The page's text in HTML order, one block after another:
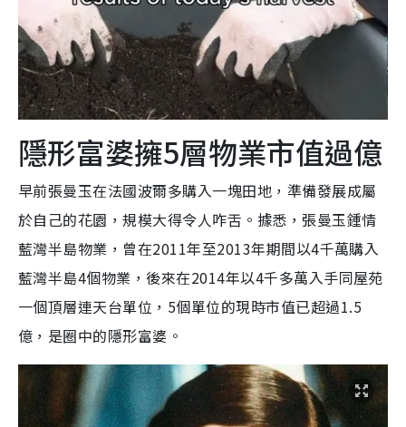
隱形富婆擁5層物業市值過億
早前張曼玉在法國波爾多購入一塊田地，準備發展成屬
於自己的花園，規模大得令人咋舌。據悉，張曼玉鍾情
藍灣半島物業，曾在2011年至2013年期間以4千萬購入
藍灣半島4個物業，後來在2014年以4千多萬入手同屋苑
一個頂層連天台單位，5個單位的現時市值已超過1.5
億，是圈中的隱形富婆。